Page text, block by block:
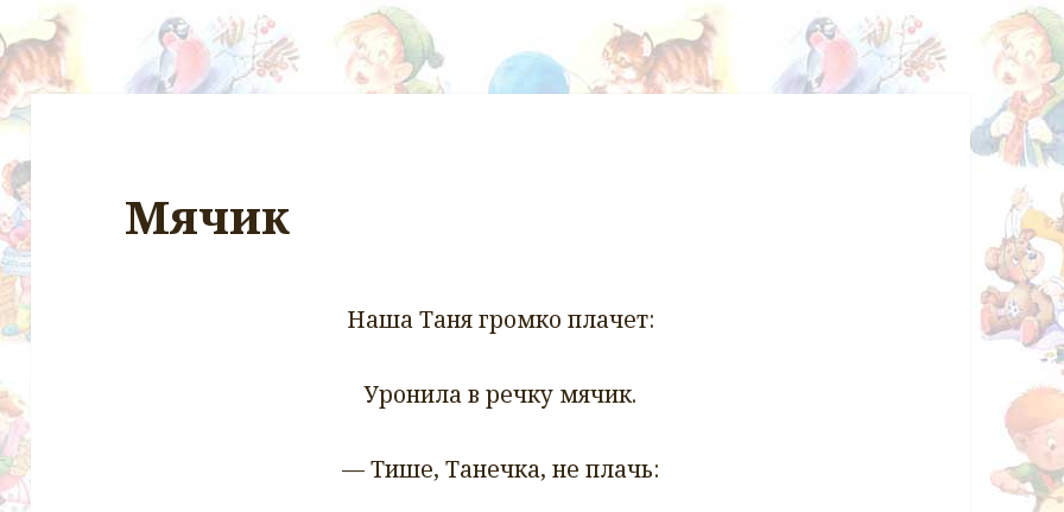
Мячик
Наша Таня громко плачет:
Уронила в речку мячик.
— Тише, Танечка, не плачь: